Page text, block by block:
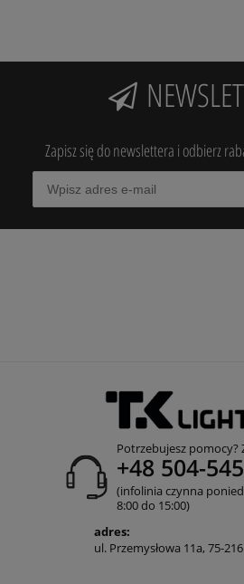
Zapisz się do newslettera i odbierz
Potrzebujesz pomocy?
+48 504-
(infolinia czynna
8:00 do 15:00)
adres:
ul. Przemysłowa 11a, 75-